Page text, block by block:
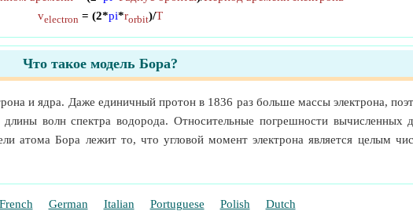
velectron = (2*pi*rorbit)/T
Что такое модель Бора?
и ядра. Даже единичный протон в 1836 раз больше массы электрона,
волн спектра водорода. Относительные погрешности вычисленных
атома Бора лежит то, что угловой момент электрона является целым
French German Italian Portuguese Polish Dutch